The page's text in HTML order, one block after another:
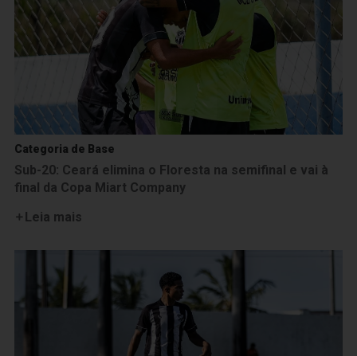
Categoria de Base
Sub-20: Ceará elimina o Floresta na semifinal e vai à
final da Copa Miart Company
Leia mais